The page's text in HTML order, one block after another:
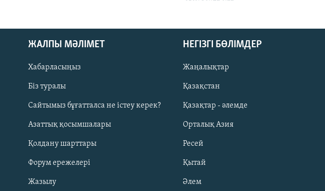
Русский
ЖАЗЫЛЫҢЫЗ
ЖАЛПЫ МӘЛІМЕТ
Хабарласыңыз
Біз туралы
Сайтымыз бұғатталса не істеу керек?
Азаттық қосымшалары
Қолдану шарттары
Форум ережелері
Жазылу
НЕГІЗГІ БӨЛІМДЕР
Жаңалықтар
Қазақстан
Қазақтар - әлемде
Орталық Азия
Ресей
Қытай
Әлем